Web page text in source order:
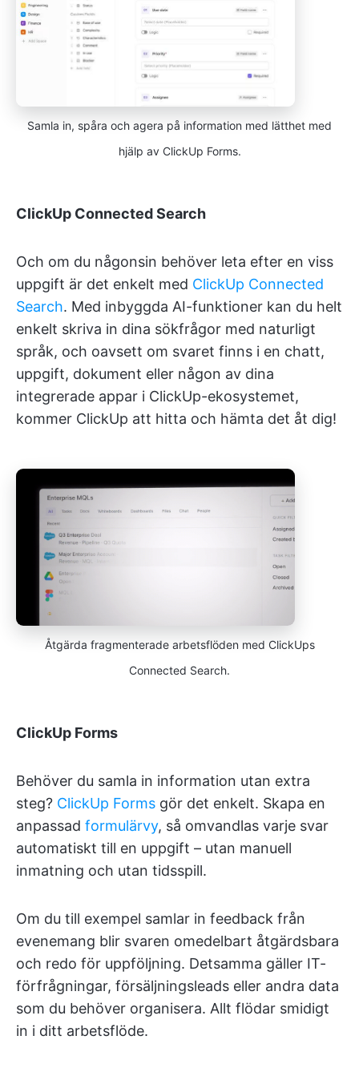
Samla in, spåra och agera på information med lätthet med
hjälp av ClickUp Forms.
ClickUp Connected Search
Och om du någonsin behöver leta efter en viss
uppgift är det enkelt med ClickUp Connected
Search. Med inbyggda AI-funktioner kan du helt
enkelt skriva in dina sökfrågor med naturligt
språk, och oavsett om svaret finns i en chatt,
uppgift, dokument eller någon av dina
integrerade appar i ClickUp-ekosystemet,
kommer ClickUp att hitta och hämta det åt dig!
Åtgärda fragmenterade arbetsflöden med ClickUps
Connected Search.
ClickUp Forms
Behöver du samla in information utan extra
steg? ClickUp Forms gör det enkelt. Skapa en
anpassad formulärvy, så omvandlas varje svar
automatiskt till en uppgift – utan manuell
inmatning och utan tidsspill.
Om du till exempel samlar in feedback från
evenemang blir svaren omedelbart åtgärdsbara
och redo för uppföljning. Detsamma gäller IT-
förfrågningar, försäljningsleads eller andra data
som du behöver organisera. Allt flödar smidigt
in i ditt arbetsflöde.